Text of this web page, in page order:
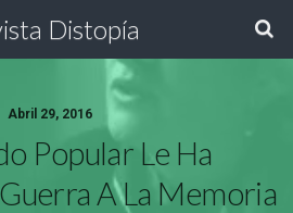
Distopía
Abril 29, 2016
Popular Le Ha
A La Memoria